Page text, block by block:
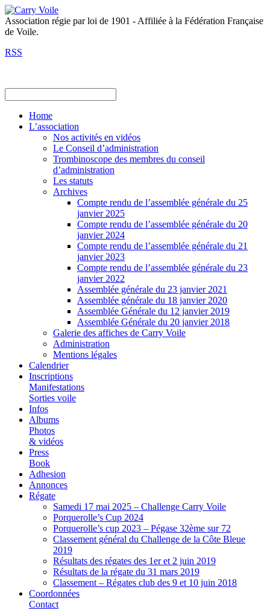
Association régie par loi de 1901 - Affiliée à la Fédération Française
de Voile.
RSS
Home
L’association
Nos activités en vidéos
Le Conseil d’administration
Trombinoscope des membres du conseil
d’administration
Les statuts
Archives
Compte rendu de l’assemblée générale du 25
janvier 2025
Compte rendu de l’assemblée générale du 20
janvier 2024
Compte rendu de l’assemblée générale du 21
janvier 2023
Compte rendu de l’assemblée générale du 23
janvier 2022
Assemblée générale du 23 janvier 2021
Assemblée générale du 18 janvier 2020
Assemblée Générale du 12 janvier 2019
Assemblée Générale du 20 janvier 2018
Galerie des affiches de Carry Voile
Administration
Mentions légales
Calendrier
Inscriptions
Manifestations
Sorties voile
Infos
Albums
Photos
& vidéos
Press
Book
Adhesion
Annonces
Régate
Samedi 17 mai 2025 – Challenge Carry Voile
Porquerolle’s Cup 2024
Porquerolle’s cup 2023 – Pégase 32ème sur 72
Classement général du Challenge de la Côte Bleue
2019
Résultats des régates des 1er et 2 juin 2019
Résultats de la régate du 31 mars 2019
Classement – Régates club des 9 et 10 juin 2018
Coordonnées
Contact